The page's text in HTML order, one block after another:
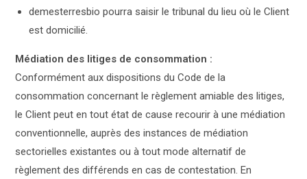
demesterresbio pourra saisir le tribunal du lieu où le Client
est domicilié.
Médiation des litiges de consommation :
Conformément aux dispositions du Code de la
consommation concernant le règlement amiable des litiges,
le Client peut en tout état de cause recourir à une médiation
conventionnelle, auprès des instances de médiation
sectorielles existantes ou à tout mode alternatif de
règlement des différends en cas de contestation. En